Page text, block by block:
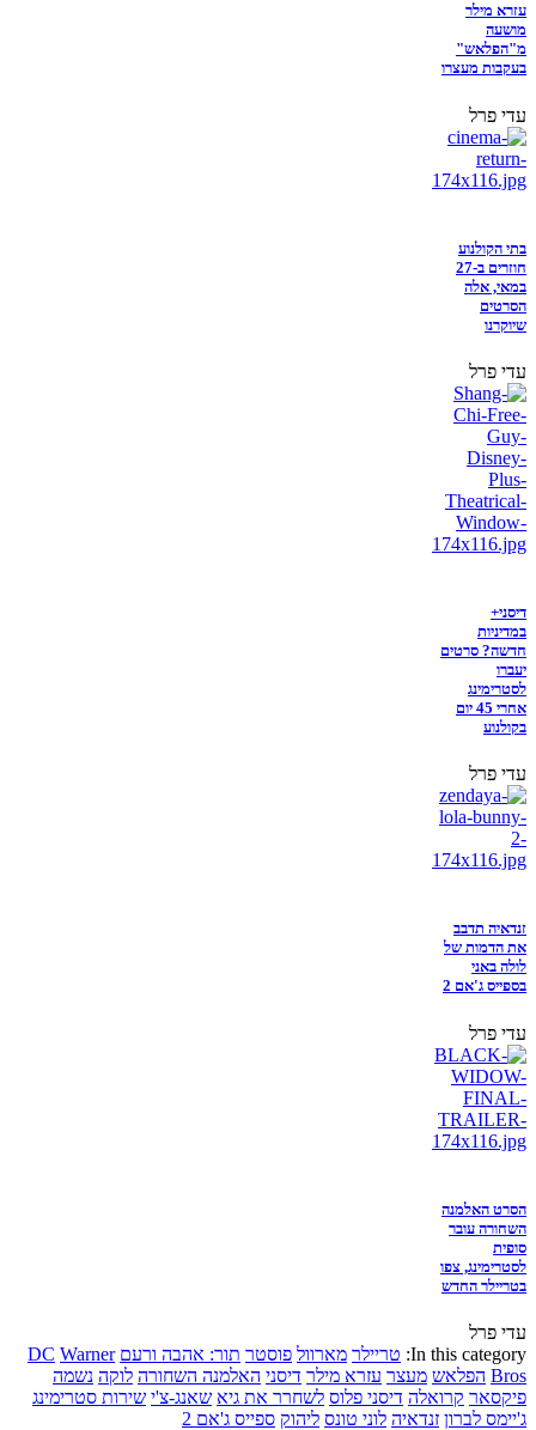
עזרא מילר
מושעה
מ"הפלאש"
בעקבות מעצרו
עדי פרל
בתי הקולנוע
חוזרים ב-27
במאי, אלה
הסרטים
שיוקרנו
עדי פרל
דיסני+
במדיניות
חדשה? סרטים
יעברו
לסטרימינג
אחרי 45 יום
בקולנוע
עדי פרל
זנדאיה תדבב
את הדמות של
לולה באני
בספייס ג'אם 2
עדי פרל
הסרט האלמנה
השחורה עובר
סופית
לסטרימינג, צפו
בטריילר החדש
עדי פרל
In this category: טריילר מארוול פוסטר תור: אהבה ורעם DC Warner
Bros הפלאש מעצר עזרא מילר דיסני האלמנה השחורה לוקה נשמה
פיקסאר קרואלה דיסני פלוס לשחרר את גיא שאנג-צ'י שירות סטרימינג
ג'יימס לברון זנדאיה לוני טונס ליהוק ספייס ג'אם 2